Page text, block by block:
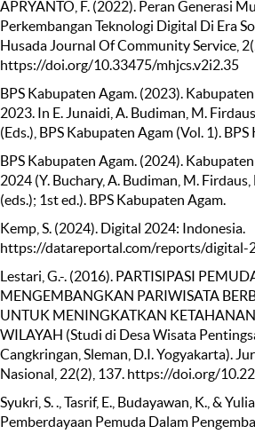
APRYANTO, F. (2022). Peran Generasi
Perkembangan Teknologi Digital Di Era
Husada Journal Of Community Service,
https://doi.org/10.33475/mhjcs.v2i2.35
BPS Kabupaten Agam. (2023).
2023. In E. Junaidi, A. Budiman, M.
(Eds.), BPS Kabupaten Agam (Vol. 1).
BPS Kabupaten Agam. (2024).
2024 (Y. Buchary, A. Budiman, M.
(eds.); 1st ed.). BPS Kabupaten Agam.
Kemp, S. (2024). Digital 2024: Indonesia.
https://datareportal.com/reports/digital-
Lestari, G.-. (2016). PARTISIPASI
MENGEMBANGKAN PARIWISATA
UNTUK MENINGKATKAN
WILAYAH (Studi di Desa Wisata
Cangkringan, Sleman, D.I. Yogyakarta).
Nasional, 22(2), 137. https://doi.org/
Syukri, S. ., Tasrif, E., Budayawan, K., &
Pemberdayaan Pemuda Dalam